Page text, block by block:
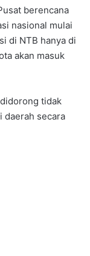
berencana
nasional mulai
di NTB hanya di
akan masuk
tidak
daerah secara